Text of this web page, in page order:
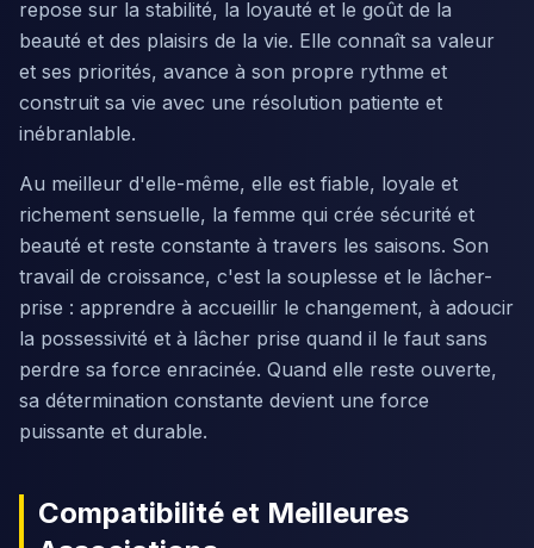
repose sur la stabilité, la loyauté et le goût de la
beauté et des plaisirs de la vie. Elle connaît sa valeur
et ses priorités, avance à son propre rythme et
construit sa vie avec une résolution patiente et
inébranlable.
Au meilleur d'elle-même, elle est fiable, loyale et
richement sensuelle, la femme qui crée sécurité et
beauté et reste constante à travers les saisons. Son
travail de croissance, c'est la souplesse et le lâcher-
prise : apprendre à accueillir le changement, à adoucir
la possessivité et à lâcher prise quand il le faut sans
perdre sa force enracinée. Quand elle reste ouverte,
sa détermination constante devient une force
puissante et durable.
Compatibilité et Meilleures